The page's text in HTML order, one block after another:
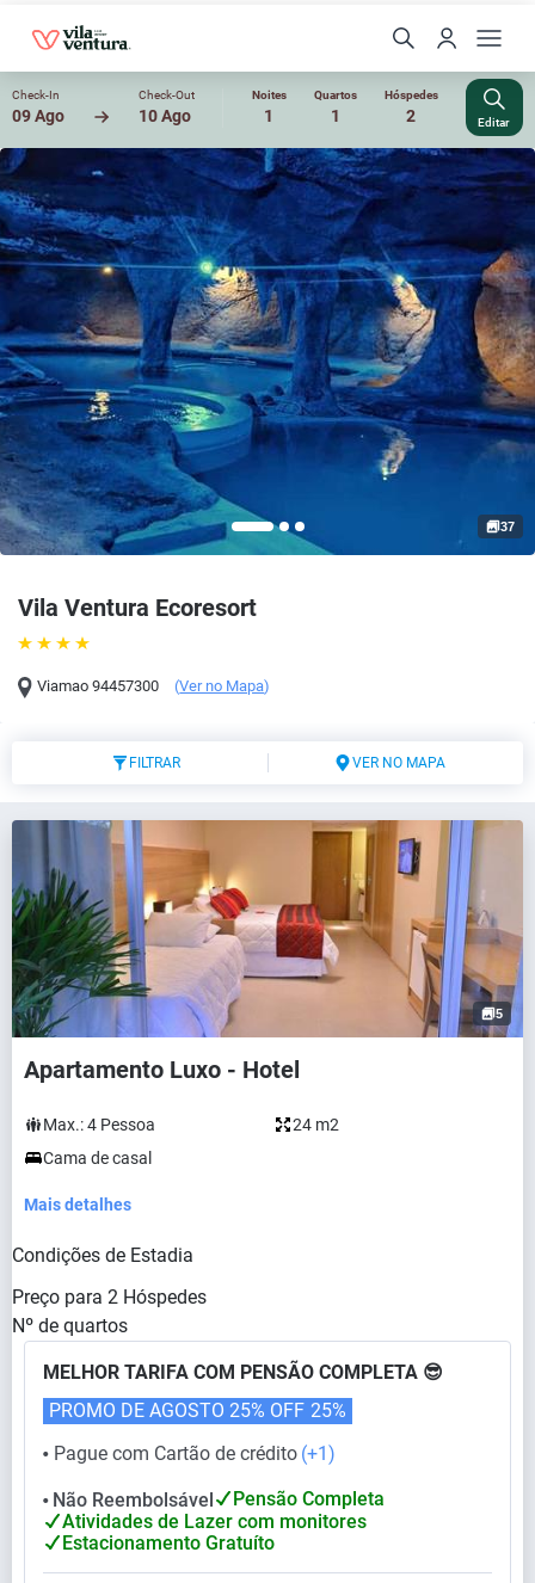
Check-In
09 Ago
Check-Out
10 Ago
Noites
1
Quartos
1
Hóspedes
2 Editar
Vila Ventura Ecoresort
Viamao 94457300 (Ver no Mapa)
37
FILTRAR VER NO MAPA
5
Apartamento Luxo - Hotel
Max.:4 Pessoa
24 m2
Cama de casal
Mais detalhes
Condições de Estadia
Preço para 2 Hóspedes
Nº de quartos
MELHOR TARIFA COM PENSÃO COMPLETA 😎
⬤ Pague com Cartão de crédito (+1)
PROMO DE AGOSTO 25% OFF 25%
⬤ Não Reembolsável
Pensão Completa
Atividades de Lazer com monitores
Estacionamento Gratuíto